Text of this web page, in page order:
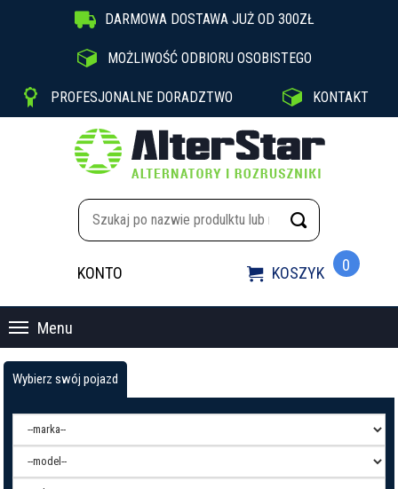
 DARMOWA DOSTAWA JUŻ OD 300ZŁ
 MOŻLIWOŚĆ ODBIORU OSOBISTEGO
 PROFESJONALNE DORADZTWO  KONTAKT
KONTO  KOSZYK 0
Menu
Wybierz swój pojazd